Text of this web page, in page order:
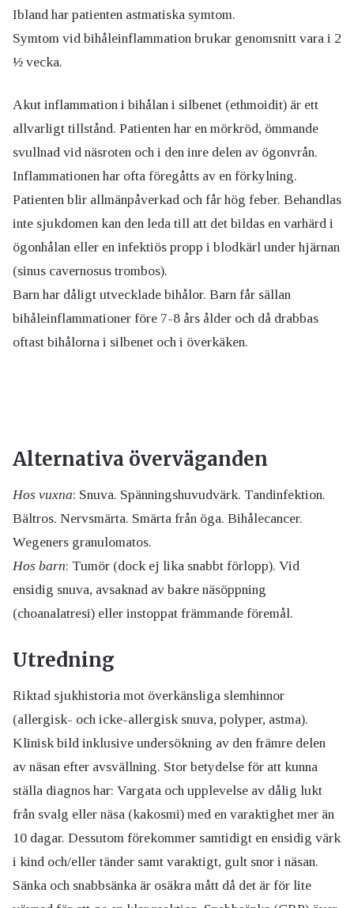
Ibland har patienten astmatiska symtom.
Symtom vid bihåleinflammation brukar genomsnitt vara i 2
½ vecka.
Akut inflammation i bihålan i silbenet (ethmoidit) är ett
allvarligt tillstånd. Patienten har en mörkröd, ömmande
svullnad vid näsroten och i den inre delen av ögonvrån.
Inflammationen har ofta föregåtts av en förkylning.
Patienten blir allmänpåverkad och får hög feber. Behandlas
inte sjukdomen kan den leda till att det bildas en varhärd i
ögonhålan eller en infektiös propp i blodkärl under hjärnan
(sinus cavernosus trombos).
Barn har dåligt utvecklade bihålor. Barn får sällan
bihåleinflammationer före 7-8 års ålder och då drabbas
oftast bihålorna i silbenet och i överkäken.
Alternativa överväganden
Hos vuxna: Snuva. Spänningshuvudvärk. Tandinfektion.
Bältros. Nervsmärta. Smärta från öga. Bihålecancer.
Wegeners granulomatos.
Hos barn: Tumör (dock ej lika snabbt förlopp). Vid
ensidig snuva, avsaknad av bakre näsöppning
(choanalatresi) eller instoppat främmande föremål.
Utredning
Riktad sjukhistoria mot överkänsliga slemhinnor
(allergisk- och icke-allergisk snuva, polyper, astma).
Klinisk bild inklusive undersökning av den främre delen
av näsan efter avsvällning. Stor betydelse för att kunna
ställa diagnos har: Vargata och upplevelse av dålig lukt
från svalg eller näsa (kakosmi) med en varaktighet mer än
10 dagar. Dessutom förekommer samtidigt en ensidig värk
i kind och/eller tänder samt varaktigt, gult snor i näsan.
Sänka och snabbsänka är osäkra mått då det är för lite